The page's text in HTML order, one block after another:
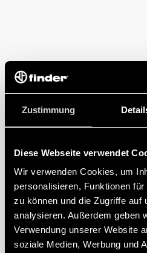
Zustimmung
Diese Webseite verwendet
Wir verwenden Cookies, um
personalisieren, Funktionen
zu können und die Zugriffe auf
analysieren. Außerdem geben
Verwendung unserer Website
soziale Medien, Werbung und